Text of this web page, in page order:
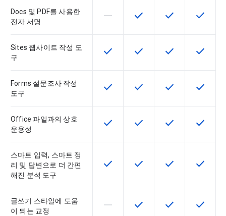
Docs 및 PDF를 사용한
전자 서명
이 기능은 이 SKU에서 지원되지
horizontal_rule 이 기능은 SKU에서 사용
check 이 기능은 SKU
check 이 기능
check
Sites 웹사이트 작성 도
구
이 기능은 SKU에서 사용할 수 있습
check 이 기능은 SKU에서 사용
check 이 기능은 SKU
check 이 기능
check
Forms 설문조사 작성
도구
이 기능은 SKU에서 사용할 수 있습
check 이 기능은 SKU에서 사용
check 이 기능은 SKU
check 이 기능
check
Office 파일과의 상호
운용성
이 기능은 SKU에서 사용할 수 있습
check 이 기능은 SKU에서 사용
check 이 기능은 SKU
check 이 기능
check
스마트 입력, 스마트 정
리 및 답변으로 더 간편
해진 분석 도구
이 기능은 SKU에서 사용할 수 있습
check 이 기능은 SKU에서 사용
check 이 기능은 SKU
check 이 기능
check
글쓰기 스타일에 도움
이 되는 교정
이 기능은 이 SKU에서 지원되지
horizontal_rule 이 기능은 SKU에서 사용
check 이 기능은 SKU
check 이 기능
check